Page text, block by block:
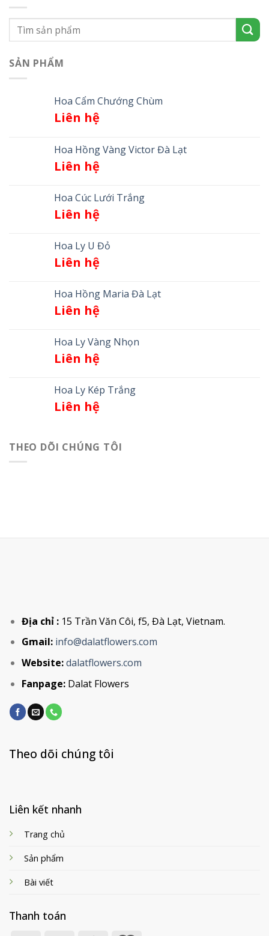
SẢN PHẨM
Hoa Cẩm Chướng Chùm
Liên hệ
Hoa Hồng Vàng Victor Đà Lạt
Liên hệ
Hoa Cúc Lưới Trắng
Liên hệ
Hoa Ly U Đỏ
Liên hệ
Hoa Hồng Maria Đà Lạt
Liên hệ
Hoa Ly Vàng Nhọn
Liên hệ
Hoa Ly Kép Trắng
Liên hệ
THEO DÕI CHÚNG TÔI
Địa chỉ :15 Trần Văn Côi, f5, Đà Lạt, Vietnam.
Gmail: info@dalatflowers.com
Website:dalatflowers.com
Fanpage: Dalat Flowers
Liên kết nhanh
Trang chủ
Sản phẩm
Bài viết
Thanh toán
Theo dõi chúng tôi